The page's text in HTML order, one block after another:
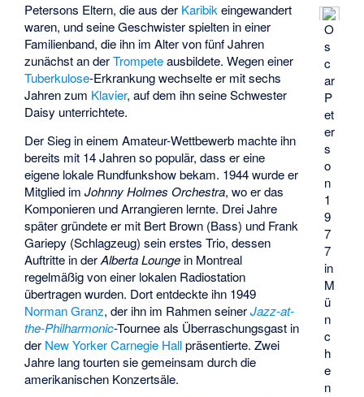
O
s
c
ar
P
et
er
s
o
n
1
9
7
7
in
M
ü
n
c
h
e
n
Petersons Eltern, die aus der Karibikeingewandert
waren, und seine Geschwister spielten in einer
Familienband, die ihn im Alter von fünf Jahren
zunächst an derTrompeteausbildete. Wegen einer
Tuberkulose-Erkrankung wechselte er mit sechs
Jahren zum Klavier, auf dem ihn seine Schwester
Daisy unterrichtete.
Der Sieg in einem Amateur-Wettbewerb machte ihn
bereits mit 14 Jahren so populär, dass er eine
eigene lokale Rundfunkshow bekam. 1944 wurde er
Mitglied imJohnny Holmes Orchestra, wo er das
Komponieren und Arrangieren lernte. Drei Jahre
später gründete er mit Bert Brown (Bass) und Frank
Gariepy (Schlagzeug) sein erstes Trio, dessen
Auftritte in derAlberta Lounge in Montreal
regelmäßig von einer lokalen Radiostation
übertragen wurden. Dort entdeckte ihn 1949
Norman Granz, der ihn im Rahmen seinerJazz-at-
the-Philharmonic-Tournee als Überraschungsgast in
der New Yorker Carnegie Hallpräsentierte. Zwei
Jahre lang tourten sie gemeinsam durch die
amerikanischen Konzertsäle.